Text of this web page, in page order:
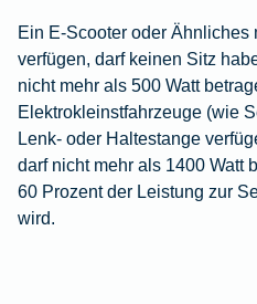
Ein E-Scooter oder
verfügen, darf keinen Sitz
nicht mehr als 500 Watt
Elektrokleinstfahrzeuge (wie
Lenk- oder Haltestange
darf nicht mehr als 1400 Watt
60 Prozent der Leistung zur
wird.